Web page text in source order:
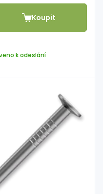
Koupit
k odeslání